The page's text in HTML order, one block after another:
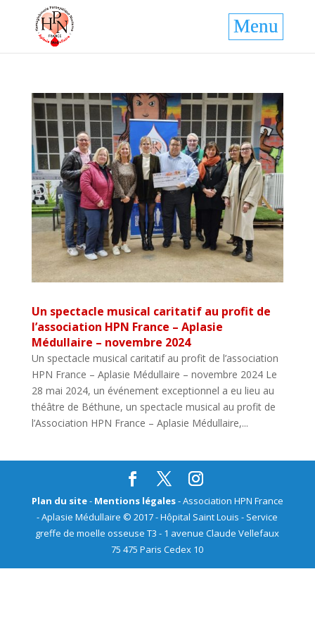
Un spectacle musical caritatif au profit de
l’association HPN France – Aplasie
Médullaire – novembre 2024
Un spectacle musical caritatif au profit de l’association
HPN France – Aplasie Médullaire – novembre 2024 Le
28 mai 2024, un événement exceptionnel a eu lieu au
théâtre de Béthune, un spectacle musical au profit de
l’Association HPN France – Aplasie Médullaire,...
Plan du site- Mentions légales- Association HPN France
- Aplasie Médullaire © 2017 - Hôpital Saint Louis - Service
greffe de moelle osseuse T3 - 1 avenue Claude Vellefaux
75 475 Paris Cedex 10